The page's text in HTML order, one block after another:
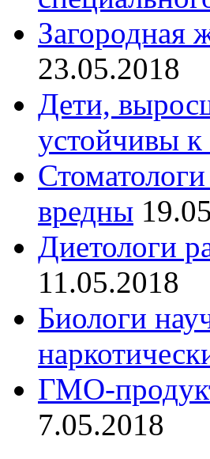
Загородная
23.05.2018
Дети,
устойчивы к
вредны
Диетологи
11.05.2018
Биологи
ГМО-
7.05.2018